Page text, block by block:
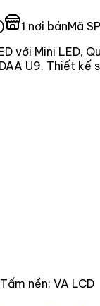
1 nơi bánMã
với Mini LED,
U9. Thiết kế
nền: VA LCD